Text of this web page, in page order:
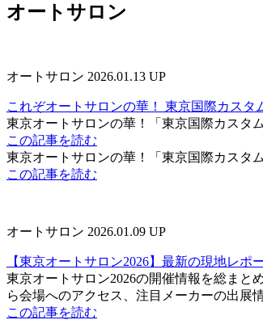
オートサロン
オートサロン 2026.01.13 UP
これぞオートサロンの華！ 東京国際カスタ
東京オートサロンの華！「東京国際カスタ
この記事を読む
東京オートサロンの華！「東京国際カスタ
この記事を読む
オートサロン 2026.01.09 UP
【東京オートサロン2026】最新の現地レ
東京オートサロン2026の開催情報を総まと
ら会場へのアクセス、注目メーカーの出展
この記事を読む